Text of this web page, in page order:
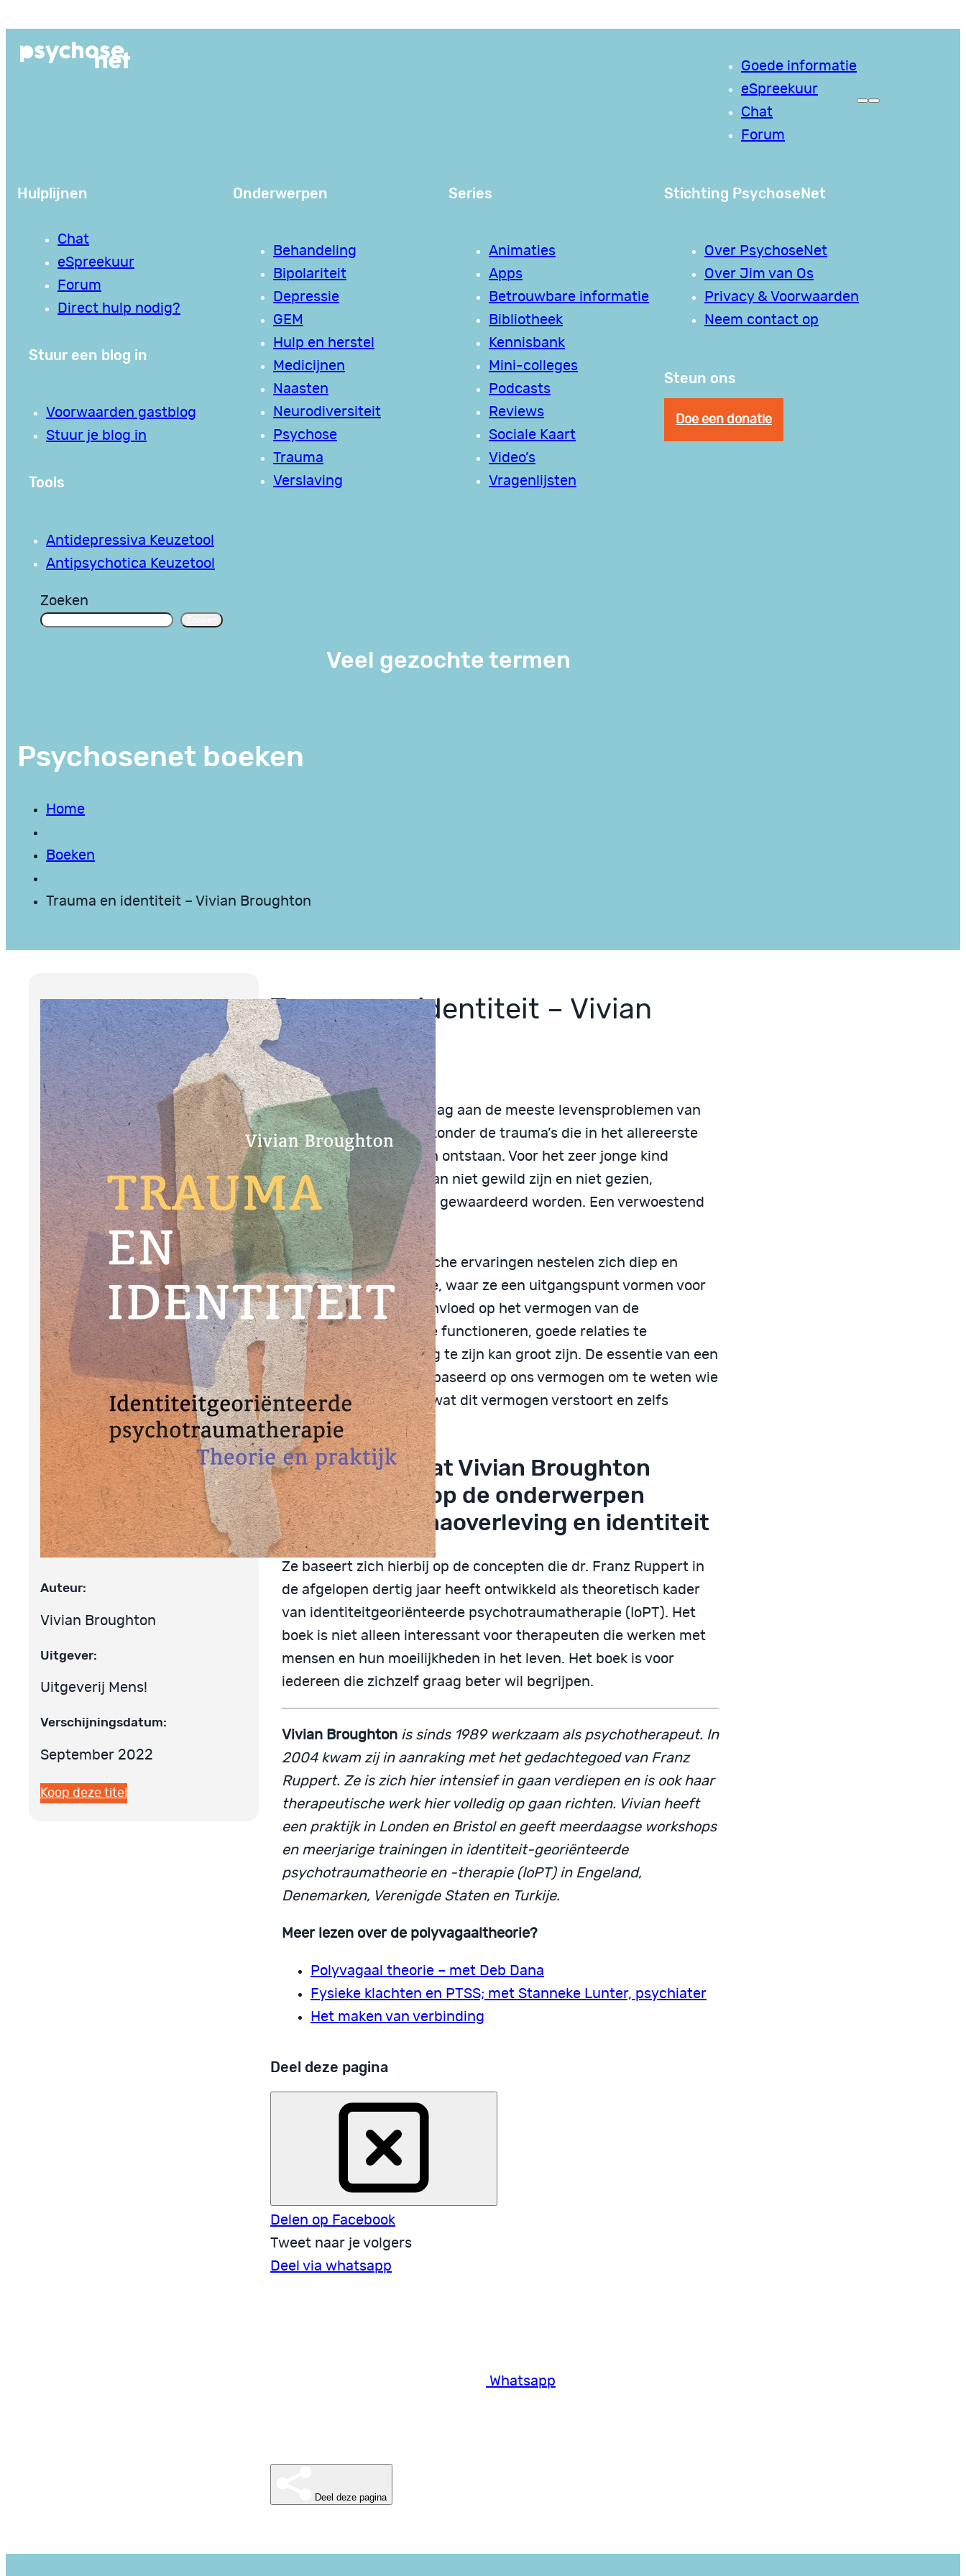
de
Goede informatie
eSpreekuur
Chat
Forum
Hulplijnen
Chat
eSpreekuur
Forum
Direct hulp nodig?
Stuur een blog in
Voorwaarden gastblog
Stuur je blog in
Tools
Antidepressiva Keuzetool
Antipsychotica Keuzetool
Onderwerpen
Behandeling
Bipolariteit
Depressie
GEM
Hulp en herstel
Medicijnen
Naasten
Neurodiversiteit
Psychose
Trauma
Verslaving
Series
Animaties
Apps
Betrouwbare informatie
Bibliotheek
Kennisbank
Mini-colleges
Podcasts
Reviews
Sociale Kaart
Video’s
Vragenlijsten
Stichting PsychoseNet
Over PsychoseNet
Over Jim van Os
Privacy & Voorwaarden
Neem contact op
Steun ons
Doe een donatie
Zoeken
Veel gezochte termen
Psychosenet boeken
Home
Boeken
Trauma en identiteit – Vivian Broughton
Auteur:
Vivian Broughton
Uitgever:
Uitgeverij Mens!
Verschijningsdatum:
September 2022
Koop deze titel
Trauma en identiteit – Vivian
Broughton
Trauma ligt ten grondslag aan de meeste levensproblemen van
mensen, met in het bijzonder de trauma’s die in het allereerste
begin van het leven zijn ontstaan. Voor het zeer jonge kind
betekent de ervaring van niet gewild zijn en niet gezien,
verwelkomd, geliefd en gewaardeerd worden. Een verwoestend
begin van het leven.
Deze vroege traumatische ervaringen nestelen zich diep en
verborgen in de psyche, waar ze een uitgangspunt vormen voor
het verdere leven. De invloed op het vermogen van de
volwassene om goed te functioneren, goede relaties te
ontwikkelen en gelukkig te zijn kan groot zijn. De essentie van een
goed leven leiden is gebaseerd op ons vermogen om te weten wie
we zijn. Trauma is iets wat dit vermogen verstoort en zelfs
vernietigt.
In dit boek gaat Vivian Broughton
diepgaand in op de onderwerpen
trauma, traumaoverleving en identiteit
Ze baseert zich hierbij op de concepten die dr. Franz Ruppert in
de afgelopen dertig jaar heeft ontwikkeld als theoretisch kader
van identiteitgeoriënteerde psychotraumatherapie (IoPT). Het
boek is niet alleen interessant voor therapeuten die werken met
mensen en hun moeilijkheden in het leven. Het boek is voor
iedereen die zichzelf graag beter wil begrijpen.
Vivian Broughton is sinds 1989 werkzaam als psychotherapeut. In
2004 kwam zij in aanraking met het gedachtegoed van Franz
Ruppert. Ze is zich hier intensief in gaan verdiepen en is ook haar
therapeutische werk hier volledig op gaan richten. Vivian heeft
een praktijk in Londen en Bristol en geeft meerdaagse workshops
en meerjarige trainingen in identiteit-georiënteerde
psychotraumatheorie en -therapie (IoPT) in Engeland,
Denemarken, Verenigde Staten en Turkije.
Meer lezen over de polyvagaaltheorie?
Polyvagaal theorie – met Deb Dana
Fysieke klachten en PTSS; met Stanneke Lunter, psychiater
Het maken van verbinding
Deel deze pagina
Delen op Facebook
Tweet naar je volgers
Deel via whatsapp
Whatsapp
Deel deze pagina